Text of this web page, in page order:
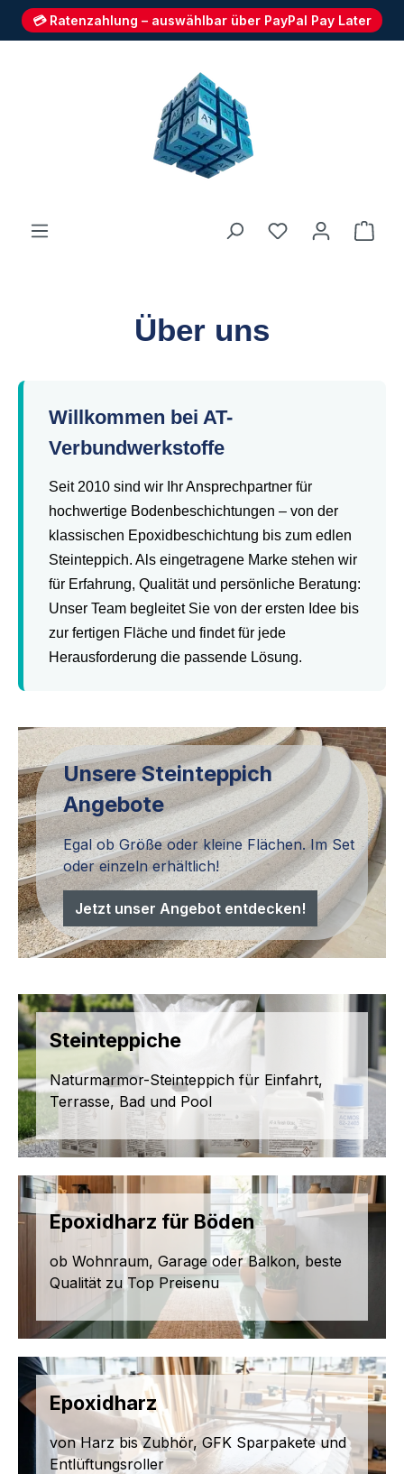
💳 Ratenzahlung – auswählbar über PayPal Pay Later
Du hast 0
Über uns
Willkommen bei AT-
Verbundwerkstoffe
Seit 2010 sind wir Ihr Ansprechpartner für
hochwertige Bodenbeschichtungen – von der
klassischen Epoxidbeschichtung bis zum edlen
Steinteppich. Als eingetragene Marke stehen wir
für Erfahrung, Qualität und persönliche Beratung:
Unser Team begleitet Sie von der ersten Idee bis
zur fertigen Fläche und findet für jede
Herausforderung die passende Lösung.
Unsere Steinteppich
Angebote
Egal ob Größe oder kleine Flächen. Im Set
oder einzeln erhältlich!
Jetzt unser Angebot entdecken!
Steinteppiche
Naturmarmor-Steinteppich für Einfahrt,
Terrasse, Bad und Pool
Epoxidharz für Böden
ob Wohnraum, Garage oder Balkon, beste
Qualität zu Top Preisenu
Epoxidharz
von Harz bis Zubhör, GFK Sparpakete und
Entlüftungsroller